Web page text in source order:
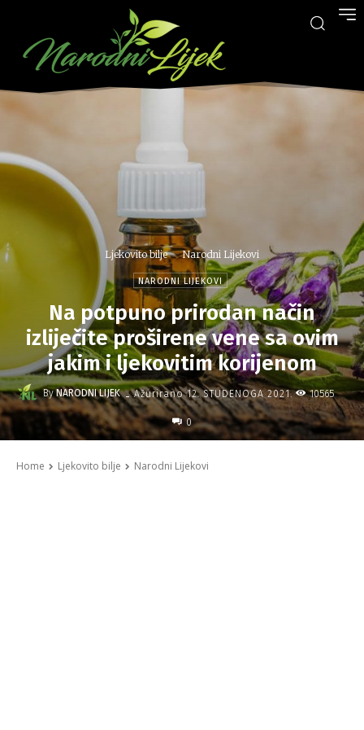
Ljekovito bilje Narodni Lijekovi
NARODNI LIJEKOVI
Na potpuno prirodan način
izliječite proširene vene sa ovim
jakim i ljekovitim korijenom
By NARODNI LIJEK - Ažurirano 12. STUDENOGA 2021. 10565
0
Home Ljekovito bilje Narodni Lijekovi